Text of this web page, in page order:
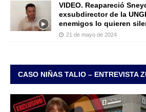
VIDEO. Reapareció
exsubdirector de la
enemigos lo quieren
21 de mayo de 2024
CASO NIÑAS TALIO – ENTREVISTA